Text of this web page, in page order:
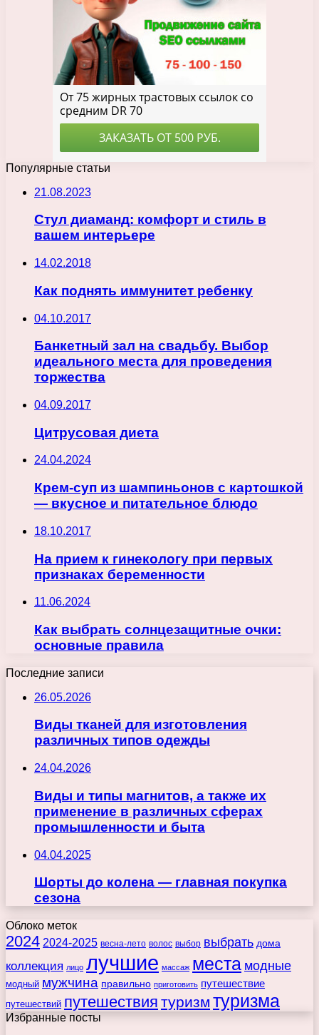
Популярные статьи
21.08.2023
Стул диаманд: комфорт и стиль в
вашем интерьере
14.02.2018
Как поднять иммунитет ребенку
04.10.2017
Банкетный зал на свадьбу. Выбор
идеального места для проведения
торжества
04.09.2017
Цитрусовая диета
24.04.2024
Крем-суп из шампиньонов с картошкой
— вкусное и питательное блюдо
18.10.2017
На прием к гинекологу при первых
признаках беременности
11.06.2024
Как выбрать солнцезащитные очки:
основные правила
Последние записи
26.05.2026
Виды тканей для изготовления
различных типов одежды
24.04.2026
Виды и типы магнитов, а также их
применение в различных сферах
промышленности и быта
04.04.2025
Шорты до колена — главная покупка
сезона
Облоко меток
2024 2024-2025 весна-лето волос выбор выбрать дома
коллекция лицо лучшие массаж места модные
модный мужчина правильно приготовить путешествие
путешествий путешествия туризм туризма
Избранные посты